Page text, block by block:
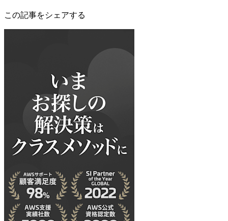
この記事をシェアする